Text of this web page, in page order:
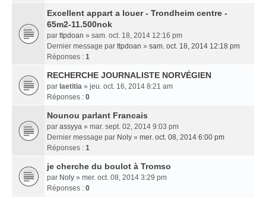
Excellent appart a louer - Trondheim centre -
65m2-11.500nok
par ttpdoan » sam. oct. 18, 2014 12:16 pm
Dernier message par ttpdoan » sam. oct. 18, 2014 12:18 pm
Réponses : 1
RECHERCHE JOURNALISTE NORVÉGIEN
par laetitia » jeu. oct. 16, 2014 8:21 am
Réponses : 0
Nounou parlant Francais
par assyya » mar. sept. 02, 2014 9:03 pm
Dernier message par Noly » mer. oct. 08, 2014 6:00 pm
Réponses : 1
je cherche du boulot à Tromso
par Noly » mer. oct. 08, 2014 3:29 pm
Réponses : 0